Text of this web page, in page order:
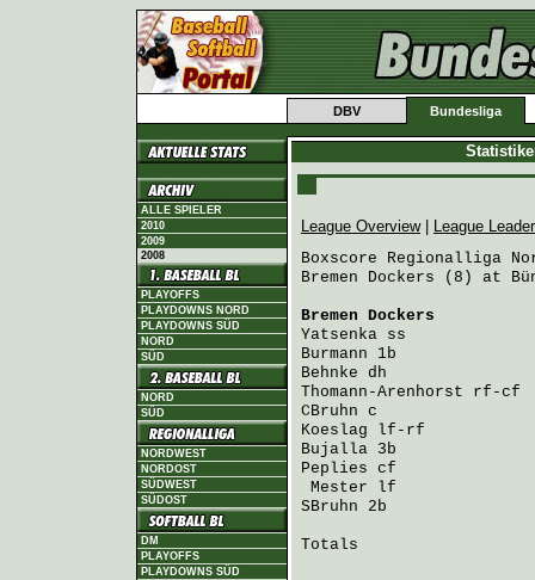
DBV Bundesliga
ALLE SPIELER
2010
2009
2008
PLAYOFFS
PLAYDOWNS NORD
PLAYDOWNS SÜD
NORD
SÜD
NORD
SÜD
NORDWEST
NORDOST
SÜDWEST
SÜDOST
DM
PLAYOFFS
PLAYDOWNS SÜD
League Overview|
League
Boxscore Regionalliga
Bremen Dockers (8) at
Bremen Dockers
Yatsenka ss
Burmann 1b
Behnke dh
Thomann-Arenhorst rf-cf
CBruhn c
Koeslag lf-rf
Bujalla 3b
Peplies cf
Mester lf
SBruhn 2b
Totals